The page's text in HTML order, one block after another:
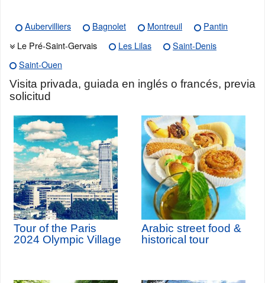
Aubervilliers Bagnolet Montreuil
Pantin
Le Pré-Saint-Gervais
Les Lilas
Saint-Denis
Saint-Ouen
Visita privada, guiada en inglés o francés, previa
solicitud
Tour of the Paris
2024 Olympic Village
Arabic street food &
historical tour